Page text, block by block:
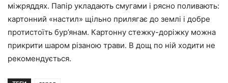
міжряддях. Папір укладають смугами і рясно поливають:
картонний «настил» щільно прилягає до землі і добре
протистоїть бур’янам. Картонну стежку-доріжку можна
прикрити шаром різаною трави. В дощ по ній ходити не
рекомендується.